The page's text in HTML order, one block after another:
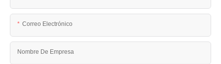
Correo Electrónico
Nombre De Empresa